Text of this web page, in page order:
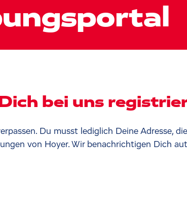
bei uns
Du musst lediglich Deine Adresse,
von Hoyer. Wir benachrichtigen Dich